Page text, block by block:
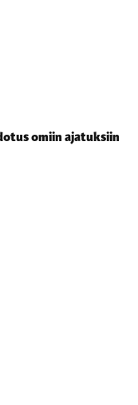
omiin ajatuksiin